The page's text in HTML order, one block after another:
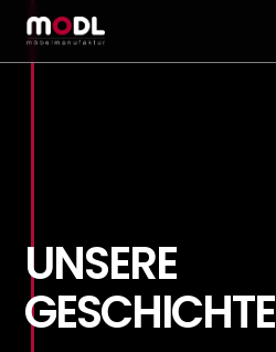
UNSERE
GESCHICHTE